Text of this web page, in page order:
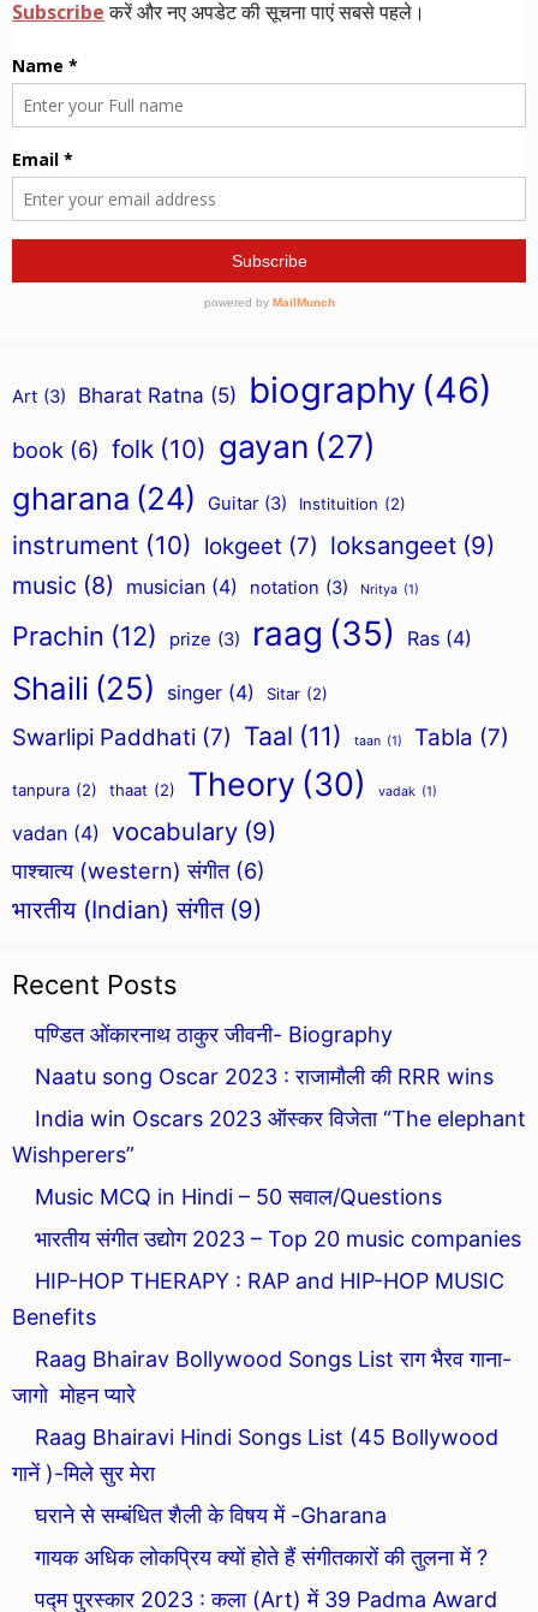
Art (3) Bharat Ratna (5) biography (46)
book (6) folk (10) gayan (27)
gharana (24) Guitar (3) Instituition (2)
instrument (10) lokgeet (7) loksangeet (9)
music (8) musician (4) notation (3) Nritya (1)
Prachin (12) prize (3) raag (35) Ras (4)
Shaili (25) singer (4) Sitar (2)
Swarlipi Paddhati (7) Taal (11) taan (1) Tabla (7)
tanpura (2) thaat (2) Theory (30) vadak (1)
vadan (4) vocabulary (9)
पाश्चात्य (western) संगीत (6)
भारतीय (Indian) संगीत (9)
Recent Posts
पण्डित ओंकारनाथ ठाकुर जीवनी- Biography
Naatu song Oscar 2023 : राजामौली की RRR wins
India win Oscars 2023 ऑस्कर विजेता “The elephant
Wishperers”
Music MCQ in Hindi – 50 सवाल/Questions
भारतीय संगीत उद्योग 2023 – Top 20 music companies
HIP-HOP THERAPY : RAP and HIP-HOP MUSIC
Benefits
Raag Bhairav Bollywood Songs List राग भैरव गाना-
जागो मोहन प्यारे
Raag Bhairavi Hindi Songs List (45 Bollywood
गानें )-मिले सुर मेरा
घराने से सम्बंधित शैली के विषय में -Gharana
गायक अधिक लोकप्रिय क्यों होते हैं संगीतकारों की तुलना में ?
पद्म पुरस्कार 2023 : कला (Art) में 39 Padma Award